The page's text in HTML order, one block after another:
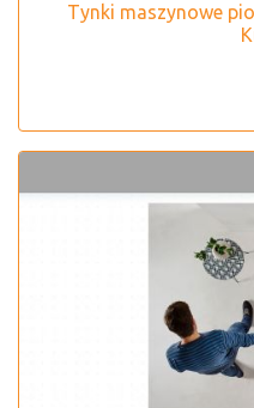
Tynki maszynowe